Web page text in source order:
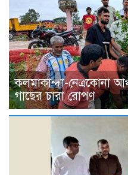
কলমাকান্দা-নেত্রকোনা
গাছের চারা রোপণ